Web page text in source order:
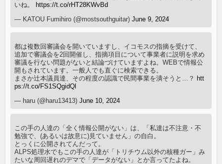
いね。 https://t.co/rHT28KWvBd
— KATOU Fumihiro (@mostsouthguitar)June 9, 2024
都は複数回審議会を開いていますし、イコモスの指摘を受けて、
追加で審議会を2回開催し、指摘項目について事業者に説明を求め
審議を行ない問題がないと結論づけていますよね。WEBで情報公
開もされています。一般人でも直ぐに検索できる。
まさか辻本議員達、その程度の認識で民間事業を潰そうと…？ htt
ps://t.co/FS1SQgidQl
— haru (@haru13413)June 10, 2024
この手の人達の「全く情報公開がない」は、「私達は不注意・不
勉強で、(あるいは故意に)見ていません」の自白。
とっくに公開されてんだって。
ALPS処理水でもこの手の人達が「トリチウム以外の核種ガー」み
たいな周回遅れのデマで「データがない」とか言ってたよね。